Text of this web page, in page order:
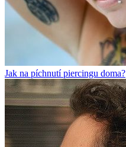
Jak na píchnutí piercingu doma?